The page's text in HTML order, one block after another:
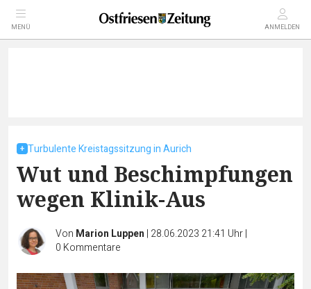
MENÜ ANMELDEN
Turbulente Kreistagssitzung in Aurich
Wut und Beschimpfungen
wegen Klinik-Aus
Von Marion Luppen | 28.06.2023 21:41 Uhr|
0 Kommentare